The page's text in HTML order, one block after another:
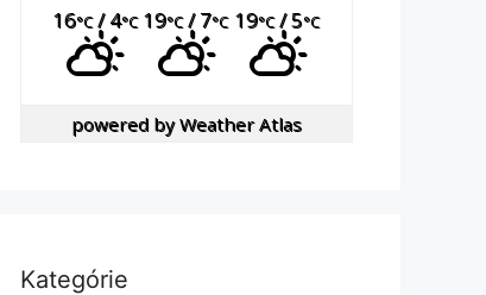
16°C/ 4°C 19°C/ 7°C 19°C/ 5°C
powered byWeather Atlas
Kategórie